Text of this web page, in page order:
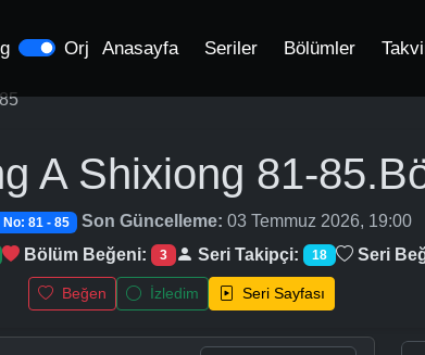
Orj Anasayfa Seriler Bölümler
A Shixiong 81-
No: 81 - 85 Son Güncelleme: 03 Temmuz 2026, 19:00
Bölüm Beğeni: 3 Seri Takipçi: 18 Seri
Beğen İzledim Seri Sayfası